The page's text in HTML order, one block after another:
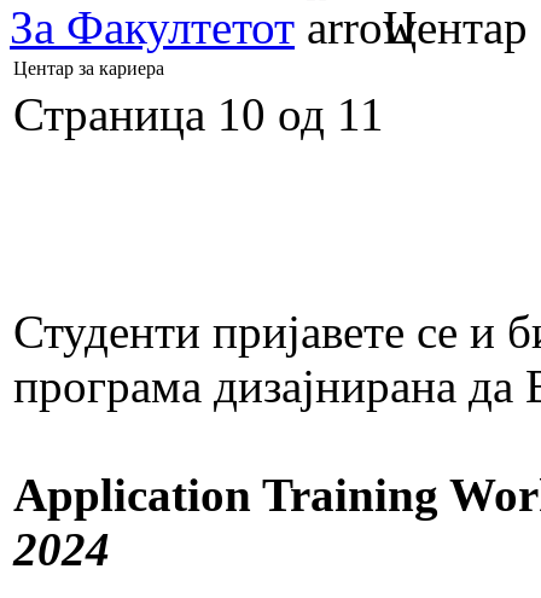
За Факултетот Центар
Центар за кариера
Страница 10 од 11
Студенти пријавете се и
програма дизајнирана
Application Training
2024